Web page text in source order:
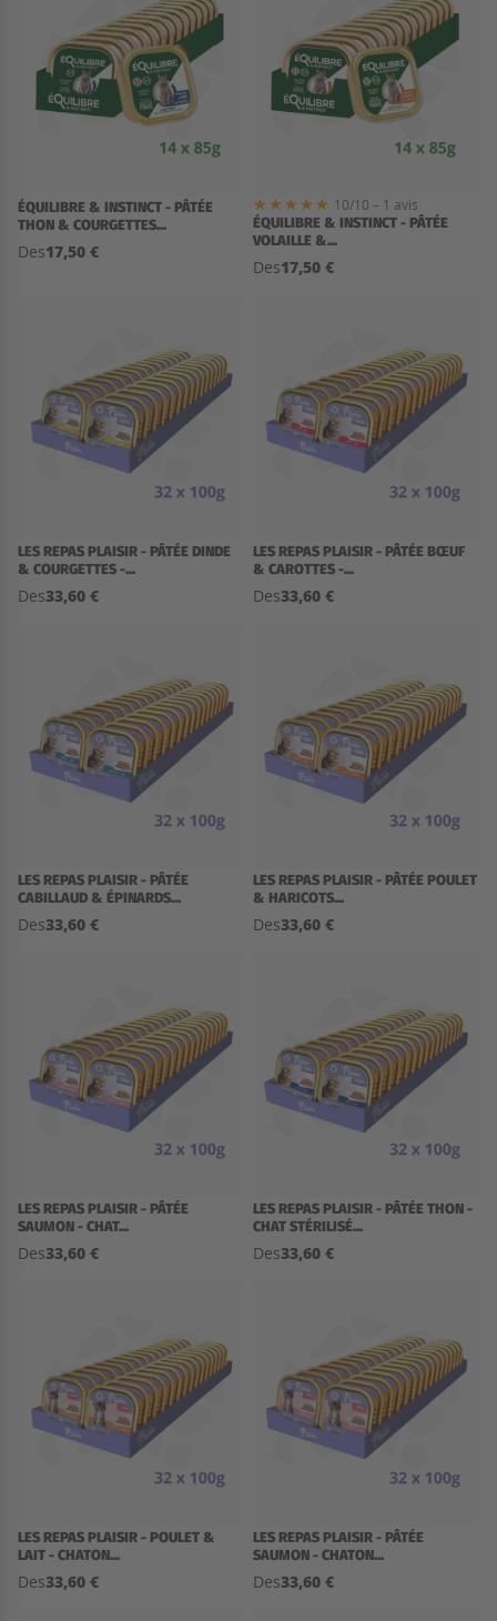
ÉQUILIBRE & INSTINCT - PÂTÉE
THON & COURGETTES...
Des17,50 €
10/10 – 1 avis
ÉQUILIBRE & INSTINCT - PÂTÉE
VOLAILLE &...
Des17,50 €
LES REPAS PLAISIR - PÂTÉE DINDE
& COURGETTES -...
Des33,60 €
LES REPAS PLAISIR - PÂTÉE BŒUF
& CAROTTES -...
Des33,60 €
LES REPAS PLAISIR - PÂTÉE
CABILLAUD & ÉPINARDS...
Des33,60 €
LES REPAS PLAISIR - PÂTÉE POULET
& HARICOTS...
Des33,60 €
LES REPAS PLAISIR - PÂTÉE
SAUMON - CHAT...
Des33,60 €
LES REPAS PLAISIR - PÂTÉE THON -
CHAT STÉRILISÉ...
Des33,60 €
LES REPAS PLAISIR - POULET &
LAIT - CHATON...
Des33,60 €
LES REPAS PLAISIR - PÂTÉE
SAUMON - CHATON...
Des33,60 €